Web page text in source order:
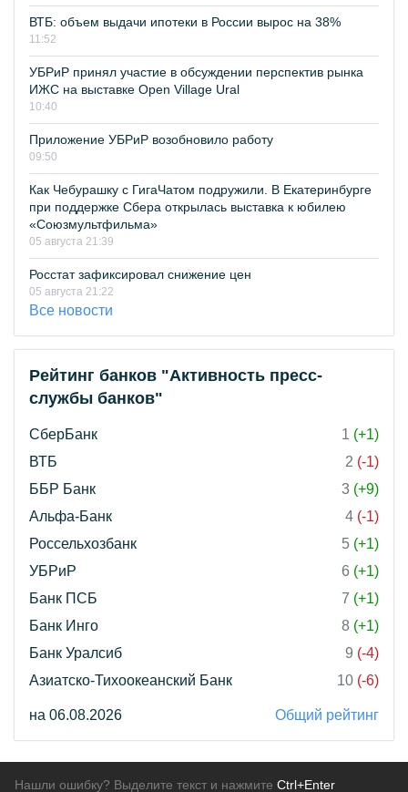
ВТБ: объем выдачи ипотеки в России вырос на 38%
11:52
УБРиР принял участие в обсуждении перспектив рынка
ИЖС на выставке Open Village Ural
10:40
Приложение УБРиР возобновило работу
09:50
Как Чебурашку с ГигаЧатом подружили. В Екатеринбурге
при поддержке Сбера открылась выставка к юбилею
«Союзмультфильма»
05 августа 21:39
Росстат зафиксировал снижение цен
05 августа 21:22
Все новости
Рейтинг банков "Активность пресс-
службы банков"
СберБанк 1 (+1)
ВТБ
2 (-1)
ББР Банк
3 (+9)
Альфа-Банк
4 (-1)
Россельхозбанк
5 (+1)
УБРиР
6 (+1)
Банк ПСБ
7 (+1)
Банк Инго
8 (+1)
Банк Уралсиб
9 (-4)
Азиатско-Тихоокеанский Банк
10 (-6)
на 06.08.2026 Общий рейтинг
Нашли ошибку? Выделите текст и нажмите Ctrl+Enter